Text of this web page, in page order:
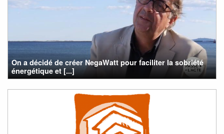
On a décidé de créer NegaWatt pour faciliter la sobriété
énergétique et [...]